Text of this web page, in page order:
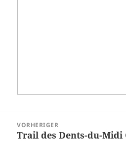
VORHERIGER
Vorheriger
Trail des Dents-du-Midi